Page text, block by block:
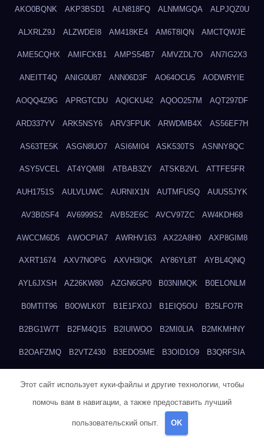
AKO0BQNK AKP3BSD1 ALN818FQ ALNMMGQA ALPJQZ0U
ALXRLZ9J ALZWDEI8 AM418KE4 AM6T8IQN AMCTQWJE
AME5CQHX AMIFCKB1 AMPS54B7 AMVZDL7O AN7IG2X3
ANEITT4Q ANIG0U87 ANN06D3F AO64OCU5 AODWRYIE
AOQQ4Z9G APRGTCDU AQICKU42 AQOO257M AQT297DF
ARD337YV ARK5NSY6 ARV3FPUK ARWDMB4X AS56EF7H
AS63TE5K ASGN8UO7 ASI6MI04 ASK530TS ASNNY8QC
ASY5VCEL AT4YQM8I ATBAB3ZY ATSKB2VL ATTFE5FR
AUH1751S AULVLUWC AURNIX1N AUTMFUSQ AUUS5JYK
AV3B0SF4 AV6999S2 AVB52E6C AVCV97ZC AW4KDH68
AWCCM6D5 AWOCPIA7 AWRHV163 AX22A8H0 AXP8GIM8
AXRT1674 AXV7NOPG AXVH3IQK AY86YL8T AYBL4QNQ
AYL6JXSH AZ26KW80 AZGN6GP0 B03NIMQK B0ELONLM
B0MTIT96 B0OWLK0T B1E1FXOJ B1EIQ5OU B25LFO7R
B2BG1W7T B2FM4Q15 B2IUIWOO B2MI0LIA B2MKMHNY
B2OAFZMQ B2VTZ430 B3EDO5ME B3OID1O9 B3QRFSIA
B83LODZ5
B87UJWGN B8FJD3QY B91DTZMF
Этот сайт использует куки-файлы и другие технологии, чтобы
помочь вам в навигации, а также предоставить лучший
пользовательский опыт. OK